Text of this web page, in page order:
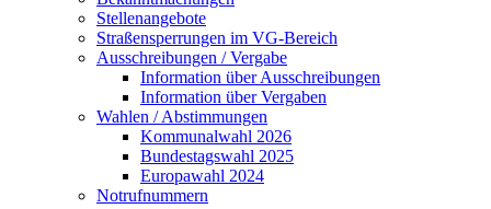
Stellenangebote
Straßensperrungen im VG-Bereich
Ausschreibungen / Vergabe
Information über Ausschreibungen
Information über Vergaben
Wahlen / Abstimmungen
Kommunalwahl 2026
Bundestagswahl 2025
Europawahl 2024
Notrufnummern